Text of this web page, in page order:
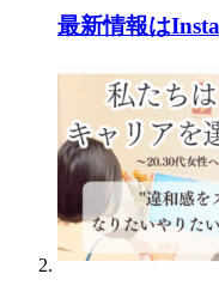
最新情報は